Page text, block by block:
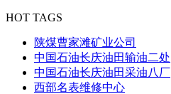
HOT TAGS
陕煤曹家滩矿业公司
中国石油长庆油田输油二处
中国石油长庆油田采油八厂
西部名表维修中心